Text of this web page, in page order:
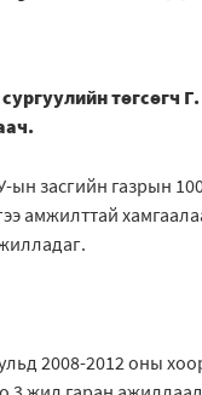
төгсөгч
засгийн газрын
амжилттай
2008-2012 оны